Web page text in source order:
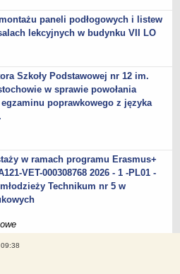
paneli podłogowych i listew
lekcyjnych w budynku VII LO
Szkoły Podstawowej nr 12 im.
w sprawie powołania
poprawkowego z języka
w ramach programu Erasmus+
VET-000308768 2026 - 1 -PL01 -
Technikum nr 5 w